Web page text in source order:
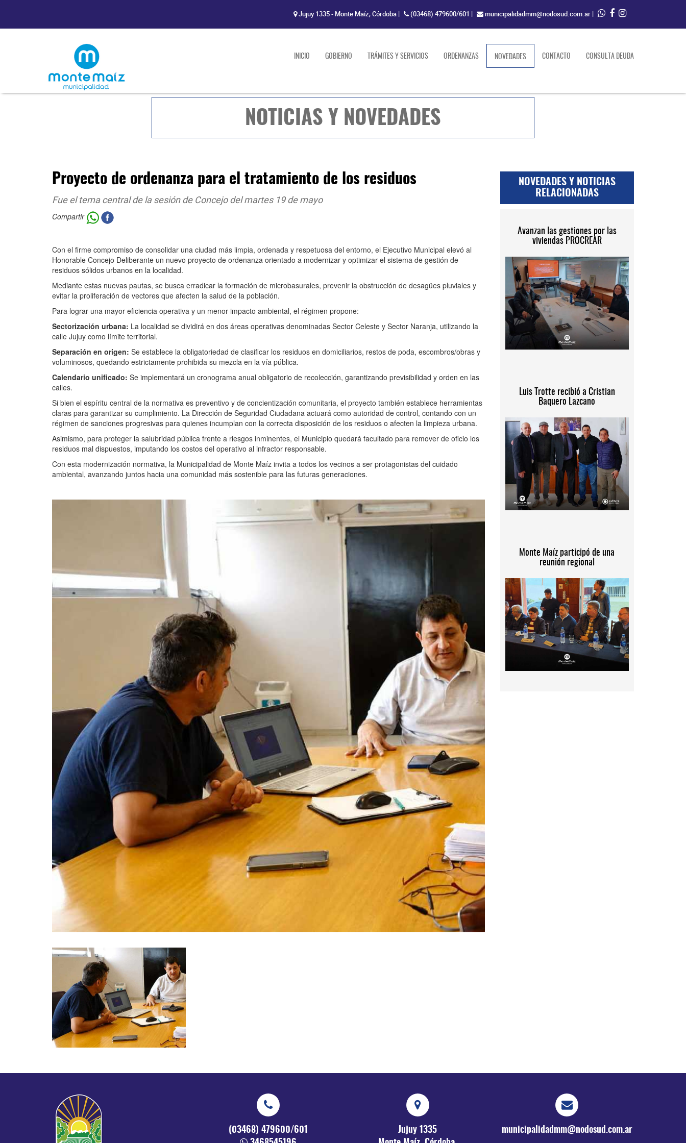
Jujuy 1335 - Monte Maíz, Córdoba | (03468) 479600/601 | municipalidadmm@nodosud.com.ar |
INICIO GOBIERNO TRÁMITES Y SERVICIOS ORDENANZAS NOVEDADES(current)CONTACTO CONSULTA DEUDA
NOTICIAS Y NOVEDADES
Proyecto de ordenanza para el tratamiento de los residuos
Fue el tema central de la sesión de Concejo del martes 19 de mayo
Compartir
Con el firme compromiso de consolidar una ciudad más limpia, ordenada y respetuosa del entorno, el Ejecutivo Municipal elevó al
Honorable Concejo Deliberante un nuevo proyecto de ordenanza orientado a modernizar y optimizar el sistema de gestión de
residuos sólidos urbanos en la localidad.
Mediante estas nuevas pautas, se busca erradicar la formación de microbasurales, prevenir la obstrucción de desagües pluviales y
evitar la proliferación de vectores que afecten la salud de la población.
Para lograr una mayor eficiencia operativa y un menor impacto ambiental, el régimen propone:
Sectorización urbana: La localidad se dividirá en dos áreas operativas denominadas Sector Celeste y Sector Naranja, utilizando la
calle Jujuy como límite territorial.
Separación en origen: Se establece la obligatoriedad de clasificar los residuos en domiciliarios, restos de poda, escombros/obras y
voluminosos, quedando estrictamente prohibida su mezcla en la vía pública.
Calendario unificado: Se implementará un cronograma anual obligatorio de recolección, garantizando previsibilidad y orden en las
calles.
Si bien el espíritu central de la normativa es preventivo y de concientización comunitaria, el proyecto también establece herramientas
claras para garantizar su cumplimiento. La Dirección de Seguridad Ciudadana actuará como autoridad de control, contando con un
régimen de sanciones progresivas para quienes incumplan con la correcta disposición de los residuos o afecten la limpieza urbana.
Asimismo, para proteger la salubridad pública frente a riesgos inminentes, el Municipio quedará facultado para remover de oficio los
residuos mal dispuestos, imputando los costos del operativo al infractor responsable.
Con esta modernización normativa, la Municipalidad de Monte Maíz invita a todos los vecinos a ser protagonistas del cuidado
ambiental, avanzando juntos hacia una comunidad más sostenible para las futuras generaciones.
NOVEDADES Y NOTICIAS
RELACIONADAS
Avanzan las gestiones por las
viviendas PROCREAR
Luis Trotte recibió a Cristian
Baquero Lazcano
Monte Maíz participó de una
reunión regional
(03468) 479600/601
Jujuy 1335
municipalidadmm@nodosud.com.ar